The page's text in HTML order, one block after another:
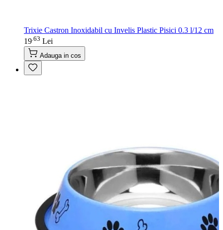
Trixie Castron Inoxidabil cu Invelis Plastic Pisici 0.3 l/12 cm
19 63 Lei
Adauga in cos